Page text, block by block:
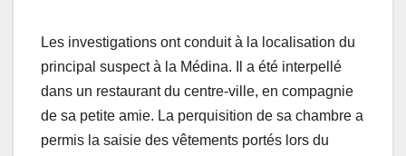
Les investigations ont conduit à la localisation du
principal suspect à la Médina. Il a été interpellé
dans un restaurant du centre-ville, en compagnie
de sa petite amie. La perquisition de sa chambre a
permis la saisie des vêtements portés lors du